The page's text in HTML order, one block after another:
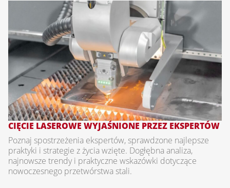
CIĘCIE LASEROWE WYJAŚNIONE PRZEZ EKSPERTÓW
Poznaj spostrzeżenia ekspertów, sprawdzone najlepsze
praktyki i strategie z życia wzięte. Dogłębna analiza,
najnowsze trendy i praktyczne wskazówki dotyczące
nowoczesnego przetwórstwa stali.